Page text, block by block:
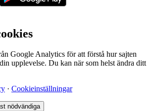
Google Analytics för att förstå hur sajten
upplevelse. Du kan när som helst ändra ditt
· Cookieinställningar
nödvändiga